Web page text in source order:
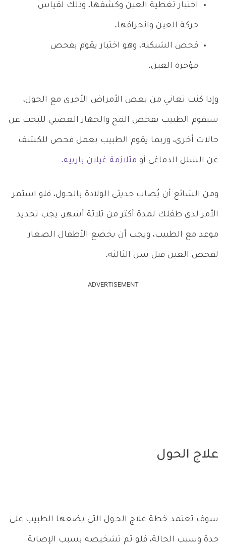
اختبار تغطية العين وكشفها، وذلك لقياس
حركة العين وانحرافها.
فحص الشبكية، وهو اختبار يقوم بفحص
مؤخرة العين.
وإذا كنت تعاني من بعض الأمراض الأخرى مع الحول،
سيقوم الطبيب بفحص المخ والجهاز العصبي للبحث عن
حالات أخرى، وربما يقوم الطبيب بعمل فحص للكشف
عن الشلل الدماغي أو متلازمة غيلان بارييه.
ومن الشائع أن يُصاب حديثي الولادة بالحـول، فلو استمر
الأمر لدى طفلك لمدة أكثر من ثلاثة أشهر، يجب تحديد
موعد مع الطبيب، ويجب أن يخضع الأطفال الصغار
لفحص العين قبل سن الثالثة.
ADVERTISEMENT
علاج الحول
سوف تعتمد خطة علاج الحـول التي يضعها الطبيب على
حدة وسبب الحالة، فلو تم تشخيصه بسبب الإصابة